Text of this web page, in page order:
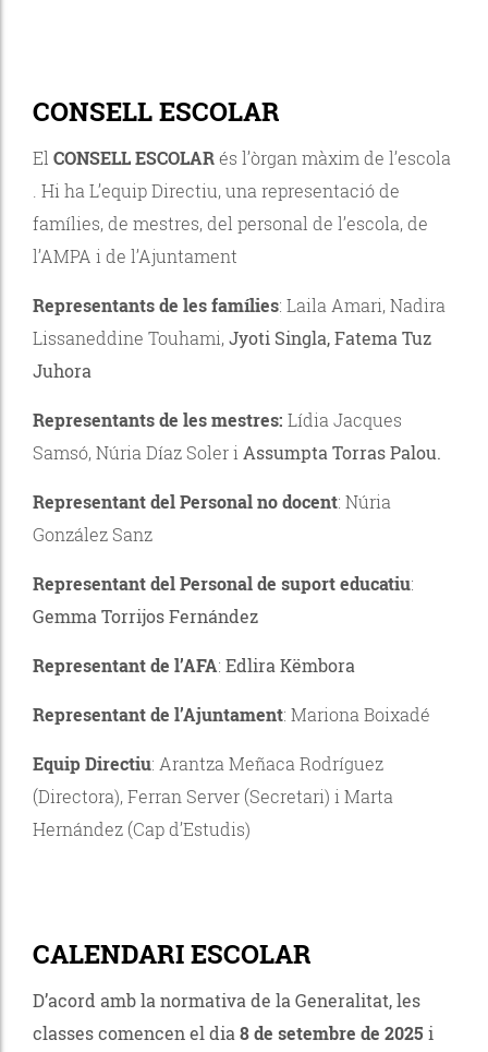
CONSELL ESCOLAR
El CONSELL ESCOLARés l’òrgan màxim de l’escola
. Hi ha L’equip Directiu, una representació de
famílies, de mestres, del personal de l’escola, de
l’AMPA i de l’Ajuntament
Representants de les famílies: Laila Amari, Nadira
Lissaneddine Touhami, Jyoti Singla, Fatema Tuz
Juhora
Representants de les mestres: Lídia Jacques
Samsó, Núria Díaz Soler i Assumpta Torras Palou.
Representant del Personal no docent: Núria
González Sanz
Representant del Personal de suport educatiu:
Gemma Torrijos Fernández
Representant de l’AFA: Edlira Këmbora
Representant de l’Ajuntament: Mariona Boixadé
Equip Directiu: Arantza Meñaca Rodríguez
(Directora), Ferran Server (Secretari) i Marta
Hernández (Cap d’Estudis)
CALENDARI ESCOLAR
D’acord amb la normativa de la Generalitat, les
classes comencen el dia 8 de setembre de 2025 i